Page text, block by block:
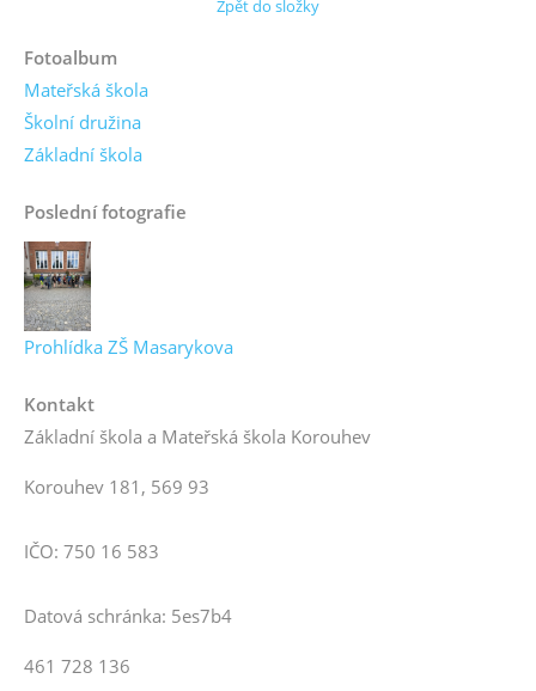
Zpět do složky
Fotoalbum
Mateřská škola
Školní družina
Základní škola
Poslední fotografie
Prohlídka ZŠ Masarykova
Kontakt
Základní škola a Mateřská škola Korouhev
Korouhev 181, 569 93
IČO: 750 16 583
Datová schránka: 5es7b4
461 728 136